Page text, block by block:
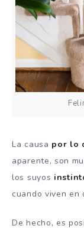
La causa por lo
aparente, son
los suyos
cuando viven en
De hecho, es